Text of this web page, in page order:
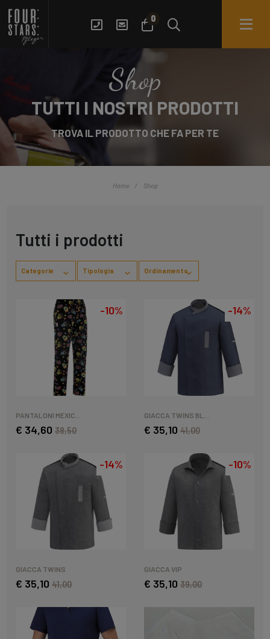
0
Shop
TUTTI I NOSTRI PRODOTTI
TROVA IL PRODOTTO CHE FA PER TE
Home Shop
Tutti i prodotti
Categorie Tipologia Ordinamento
PANTALONI MEXIC...
€ 34,6038,50
-10%
GIACCA TWINS BL...
€ 35,10 41,00
-14%
GIACCA TWINS
€ 35,1041,00
-14%
GIACCA VIP
€ 35,10 39,00
-10%